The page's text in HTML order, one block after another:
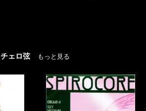
チェロ弦 もっと見る